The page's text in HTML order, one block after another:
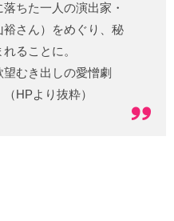
ちた一人の演出家・
裕さん）をめぐり、秘
ることに。
むき出しの愛憎劇
HPより抜粋）